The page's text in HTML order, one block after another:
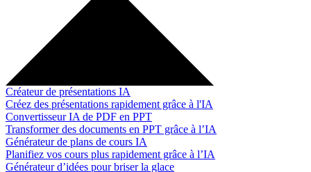
Créateur de présentations IA
Créez des présentations rapidement grâce à l'IA
Convertisseur IA de PDF en PPT
Transformer des documents en PPT grâce à l’IA
Générateur de plans de cours IA
Planifiez vos cours plus rapidement grâce à l’IA
Générateur d’idées pour briser la glace